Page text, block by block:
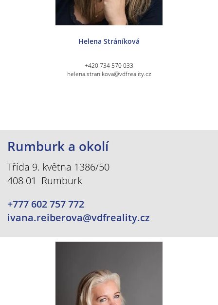
Helena Stráníková
+420 734 570 033
helena.stranikova@vdfreality.cz
Rumburk a okolí
Třída 9. května 1386/50
408 01 Rumburk
+777 602 757 772
ivana.reiberova@vdfreality.cz